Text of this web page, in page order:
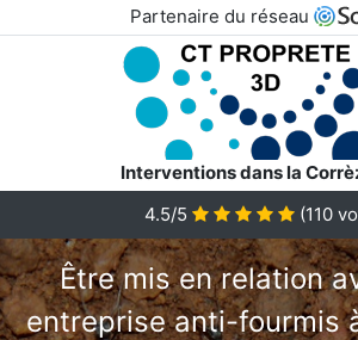
Partenaire du réseau
Interventions dans la
4.5/5
(110
Être mis en relation
entreprise anti-fourmis